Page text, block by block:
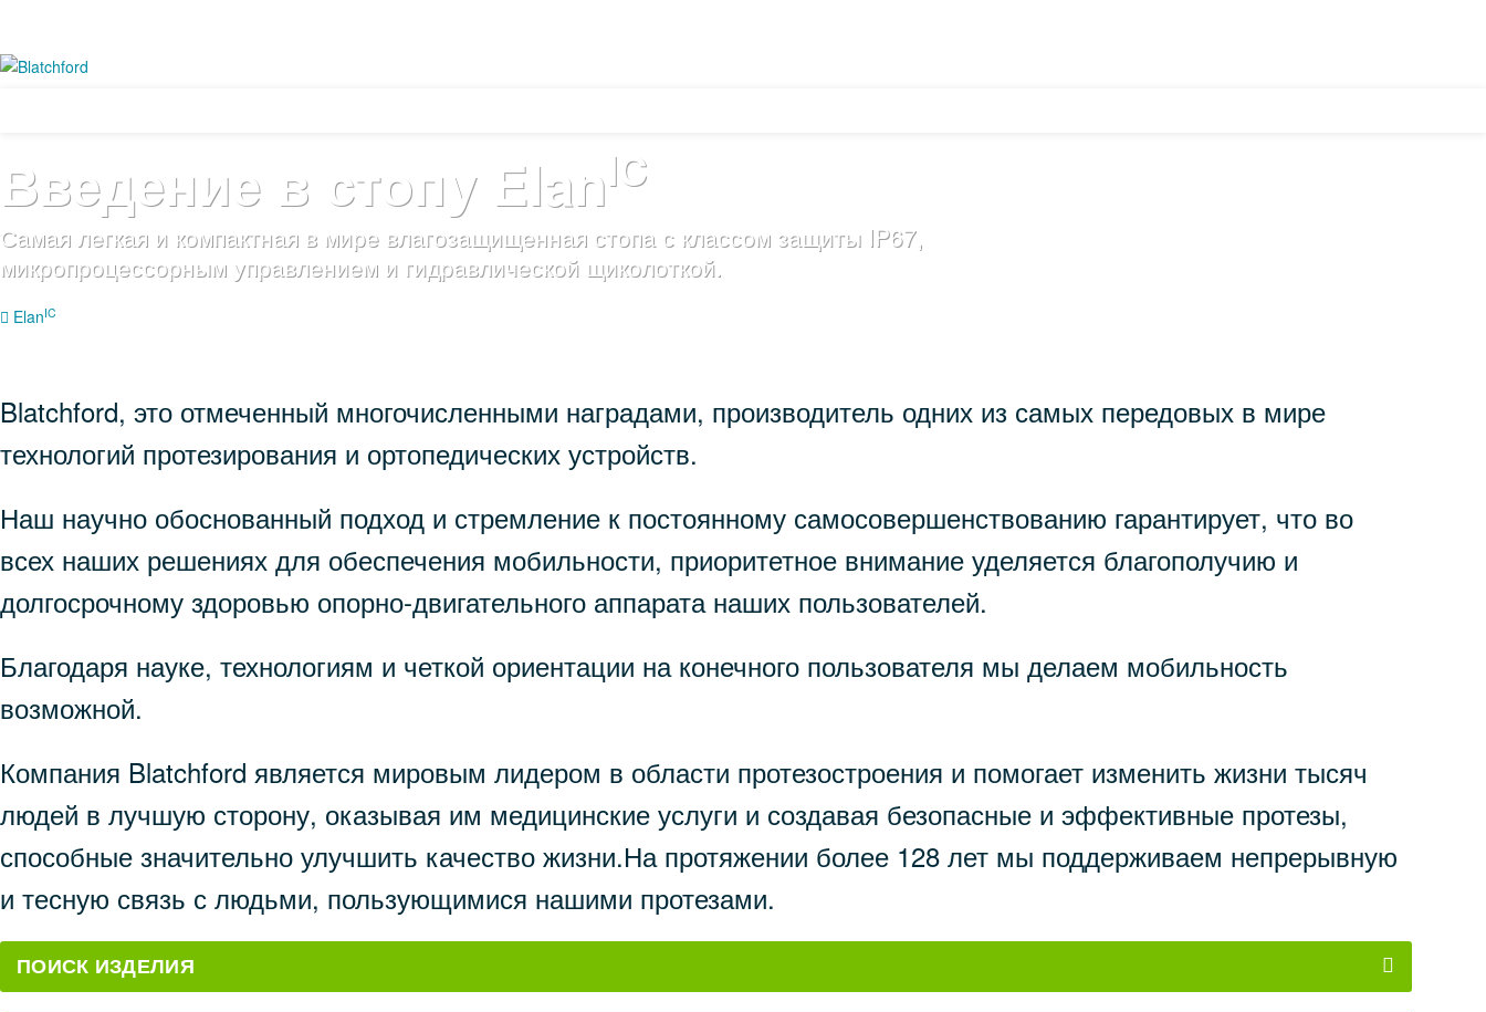
Введение в стопу ElanIC
Самая легкая и компактная в мире влагозащищенная стопа с классом защиты IP67,
микропроцессорным управлением и гидравлической щиколоткой.
ElanIC
Blatchford, это отмеченный многочисленными наградами, производитель одних из самых передовых в мире
технологий протезирования и ортопедических устройств.
Наш научно обоснованный подход и стремление к постоянному самосовершенствованию гарантирует, что во
всех наших решениях для обеспечения мобильности, приоритетное внимание уделяется благополучию и
долгосрочному здоровью опорно-двигательного аппарата наших пользователей.
Благодаря науке, технологиям и четкой ориентации на конечного пользователя мы делаем мобильность
возможной.
Компания Blatchford является мировым лидером в области протезостроения и помогает изменить жизни тысяч
людей в лучшую сторону, оказывая им медицинские услуги и создавая безопасные и эффективные протезы,
способные значительно улучшить качество жизни.На протяжении более 128 лет мы поддерживаем непрерывную
и тесную связь с людьми, пользующимися нашими протезами.
ПОИСК ИЗДЕЛИЯ